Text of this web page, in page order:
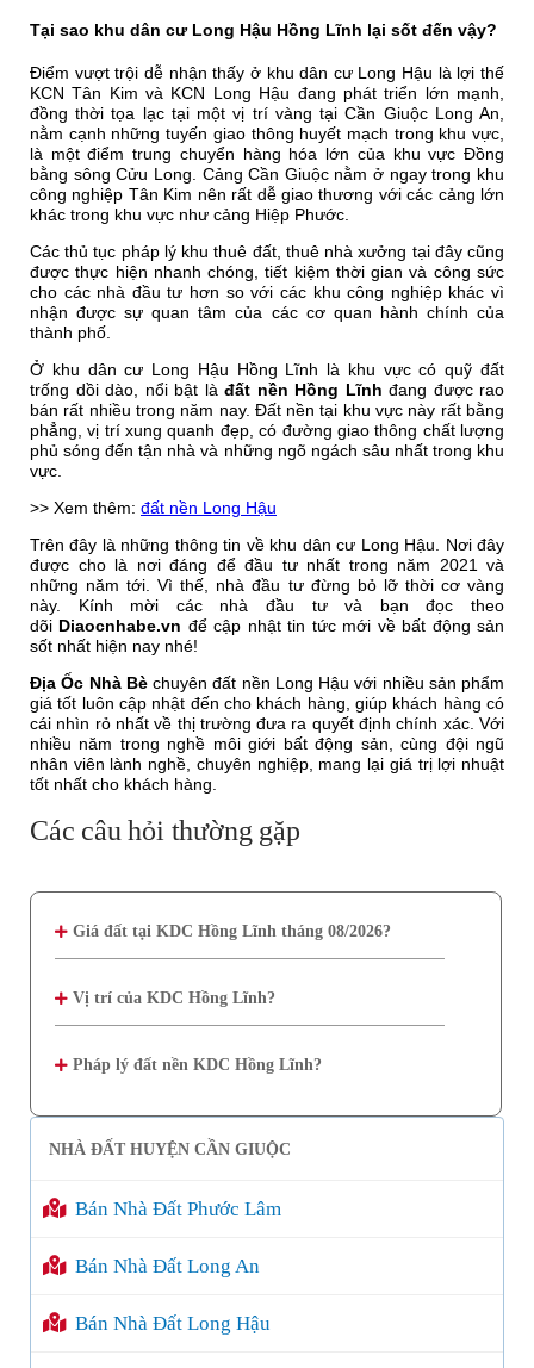
Tại sao khu dân cư Long Hậu Hồng Lĩnh lại sốt đến vậy?
Điểm vượt trội dễ nhận thấy ở khu dân cư Long Hậu làlợi thế
KCN Tân Kimvà KCN Long Hậu đang phát triển lớn mạnh,
đồng thời tọa lạc tại một vị trí vàng tại Cần Giuộc Long An,
nằm cạnh những tuyến giao thông huyết mạch trong khu vực,
là một điểm trung chuyển hàng hóa lớn của khu vực Đồng
bằng sông Cửu Long. Cảng Cần Giuộc nằm ở ngay trong khu
công nghiệp Tân Kim nên rất dễ giao thương với các cảng lớn
khác trong khu vực như cảng Hiệp Phước.
Các thủ tục pháp lý khu thuê đất, thuê nhà xưởng tại đây cũng
được thực hiện nhanh chóng, tiết kiệm thời gian và công sức
cho các nhà đầu tư hơn so với các khu công nghiệp khác vì
nhận được sự quan tâm của các cơ quan hành chính của
thành phố.
Ở khu dân cư Long Hậu Hồng Lĩnh là khu vực có quỹ đất
trống dồi dào, nổi bật là đất nền Hồng Lĩnh đang được rao
bán rất nhiều trong năm nay. Đất nền tại khu vực này rất bằng
phẳng, vị trí xung quanh đẹp, có đường giao thông chất lượng
phủ sóng đến tận nhà và những ngõ ngách sâu nhất trong khu
vực.
>> Xem thêm: đất nền Long Hậu
Trên đây là những thông tin về khu dân cư Long Hậu. Nơi đây
được cho là nơi đáng để đầu tư nhất trong năm 2021 và
những năm tới. Vì thế, nhà đầu tư đừng bỏ lỡ thời cơ vàng
này. Kính mời các nhà đầu tư và bạn đọc theo
dõi Diaocnhabe.vn để cập nhật tin tức mới về bất động sản
sốt nhất hiện nay nhé!
Địa Ốc Nhà Bèchuyên đất nền Long Hậu với nhiều sản phẩm
giá tốt luôn cập nhật đến cho khách hàng, giúp khách hàng có
cái nhìn rỏ nhất về thị trường đưa ra quyết định chính xác. Với
nhiều năm trong nghề môi giới bất động sản, cùng đội ngũ
nhân viên lành nghề, chuyên nghiệp, mang lại giá trị lợi nhuật
tốt nhất cho khách hàng.
Các câu hỏi thường gặp
Giá đất tại KDC Hồng Lĩnh tháng 08/2026?
Vị trí của KDC Hồng Lĩnh?
Pháp lý đất nền KDC Hồng Lĩnh?
NHÀ ĐẤT HUYỆN CẦN GIUỘC
Bán Nhà Đất Phước Lâm
Bán Nhà Đất Long An
Bán Nhà Đất Long Hậu